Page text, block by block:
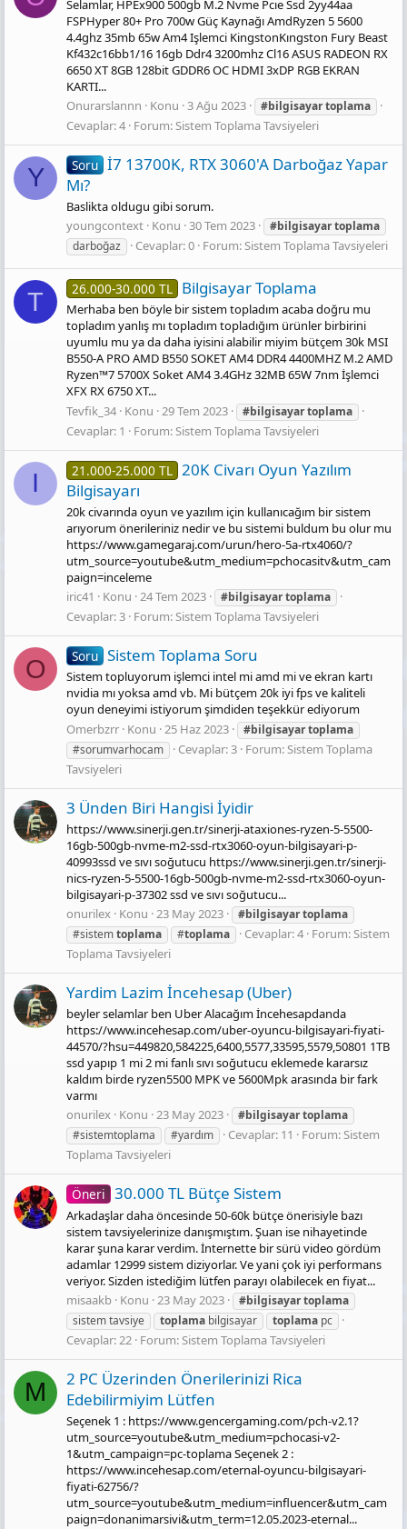
Selamlar, HPEx900 500gb M.2 Nvme Pcıe Ssd 2yy44aa
FSPHyper 80+ Pro 700w Güç Kaynağı AmdRyzen 5 5600
4.4ghz 35mb 65w Am4 Işlemci KingstonKıngston Fury Beast
Kf432c16bb1/16 16gb Ddr4 3200mhz Cl16 ASUS RADEON RX
6650 XT 8GB 128bit GDDR6 OC HDMI 3xDP RGB EKRAN
KARTI...
Onurarslannn
Konu 3 Ağu 2023 #bilgisayartoplama
Cevaplar: 4 Forum:Sistem Toplama Tavsiyeleri
Y Soru İ7 13700K, RTX 3060'A Darboğaz Yapar
Mı?
Baslikta oldugu gibi sorum.
youngcontext Konu 30 Tem 2023 #bilgisayartoplama
darboğaz
Cevaplar: 0 Forum:Sistem Toplama Tavsiyeleri
T 26.000-30.000 TL Bilgisayar Toplama
Merhaba ben böyle bir sistem topladım acaba doğru mu
topladım yanlış mı topladım topladığım ürünler birbirini
uyumlu mu ya da daha iyisini alabilir miyim bütçem 30k MSI
B550-A PRO AMD B550 SOKET AM4 DDR4 4400MHZ M.2 AMD
Ryzen™7 5700X Soket AM4 3.4GHz 32MB 65W 7nm İşlemci
XFX RX 6750 XT...
Tevfik_34 Konu 29 Tem 2023 #bilgisayartoplama
Cevaplar: 1 Forum:Sistem Toplama Tavsiyeleri
I 21.000-25.000 TL 20K Civarı Oyun Yazılım
Bilgisayarı
20k civarında oyun ve yazılım için kullanıcağım bir sistem
arıyorum önerileriniz nedir ve bu sistemi buldum bu olur mu
https://www.gamegaraj.com/urun/hero-5a-rtx4060/?
utm_source=youtube&utm_medium=pchocasitv&utm_cam
paign=inceleme
iric41
Konu 24 Tem 2023 #bilgisayartoplama
Cevaplar: 3 Forum:Sistem Toplama Tavsiyeleri
O Soru Sistem Toplama Soru
Sistem topluyorum işlemci intel mi amd mi ve ekran kartı
nvidia mı yoksa amd vb. Mi bütçem 20k iyi fps ve kaliteli
oyun deneyimi istiyorum şimdiden teşekkür ediyorum
Omerbzrr Konu 25 Haz 2023 #bilgisayartoplama
#sorumvarhocam
Cevaplar: 3 Forum: Sistem Toplama
Tavsiyeleri
3 Ünden Bi̇ri̇ Hangi̇si̇ İyi̇di̇r
https://www.sinerji.gen.tr/sinerji-ataxiones-ryzen-5-5500-
16gb-500gb-nvme-m2-ssd-rtx3060-oyun-bilgisayari-p-
40993ssd ve sıvı soğutucu https://www.sinerji.gen.tr/sinerji-
nics-ryzen-5-5500-16gb-500gb-nvme-m2-ssd-rtx3060-oyun-
bilgisayari-p-37302 ssd ve sıvı soğutucu...
onurilex Konu 23 May 2023 #bilgisayartoplama
#sistemtoplama #toplama Cevaplar: 4 Forum:Sistem
Toplama Tavsiyeleri
Yardim Lazim İncehesap (Uber)
beyler selamlar ben Uber Alacağım İncehesapdanda
https://www.incehesap.com/uber-oyuncu-bilgisayari-fiyati-
44570/?hsu=449820,584225,6400,5577,33595,5579,50801 1TB
ssd yapıp 1 mi 2 mi fanlı sıvı soğutucu eklemede kararsız
kaldım birde ryzen5500 MPK ve 5600Mpk arasında bir fark
varmı
onurilex Konu 23 May 2023 #bilgisayartoplama
#sistemtoplama
#yardım Cevaplar: 11 Forum:Sistem
Toplama Tavsiyeleri
Öneri 30.000 TL Bütçe Sistem
Arkadaşlar daha öncesinde 50-60k bütçe önerisiyle bazı
sistem tavsiyelerinize danışmıştım. Şuan ise nihayetinde
karar şuna karar verdim. İnternette bir sürü video gördüm
adamlar 12999 sistem diziyorlar. Ve yani çok iyi performans
veriyor. Sizden istediğim lütfen parayı olabilecek en fiyat...
misaakb Konu 23 May 2023 #bilgisayartoplama
sistem tavsiye
toplama bilgisayar toplama pc
Cevaplar: 22 Forum:Sistem Toplama Tavsiyeleri
M
2 PC Üzerinden Önerilerinizi Rica
Edebilirmiyim Lütfen
Seçenek 1 : https://www.gencergaming.com/pch-v2.1?
utm_source=youtube&utm_medium=pchocasi-v2-
1&utm_campaign=pc-toplama Seçenek 2 :
https://www.incehesap.com/eternal-oyuncu-bilgisayari-
fiyati-62756/?
utm_source=youtube&utm_medium=influencer&utm_cam
paign=donanimarsivi&utm_term=12.05.2023-eternal...